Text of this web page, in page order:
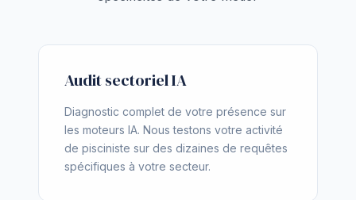
Audit sectoriel IA
Diagnostic complet de votre présence sur
les moteurs IA. Nous testons votre activité
de pisciniste sur des dizaines de requêtes
spécifiques à votre secteur.